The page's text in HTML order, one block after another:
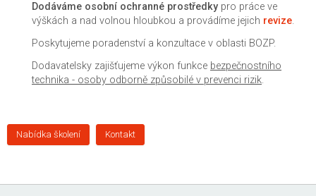
Dodáváme osobní ochranné prostředky pro práce ve
výškách a nad volnou hloubkou a provádíme jejich revize.
Poskytujeme poradenství a konzultace v oblasti BOZP.
Dodavatelsky zajišťujeme výkon funkce bezpečnostního
technika - osoby odborně způsobilé v prevenci rizik.
Nabídka školení Kontakt